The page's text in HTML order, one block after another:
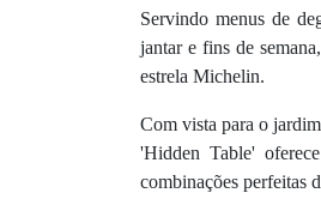
Servindo menus de
jantar e fins de
estrela Michelin.
Com vista para o
'Hidden Table'
combinações perfeitas